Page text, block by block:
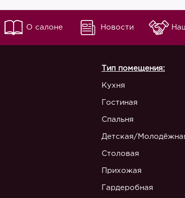
О салоне Новости
Тип помещения:
Кухня
Гостиная
Спальня
Детская/
Столовая
Прихожая
Гардеробная